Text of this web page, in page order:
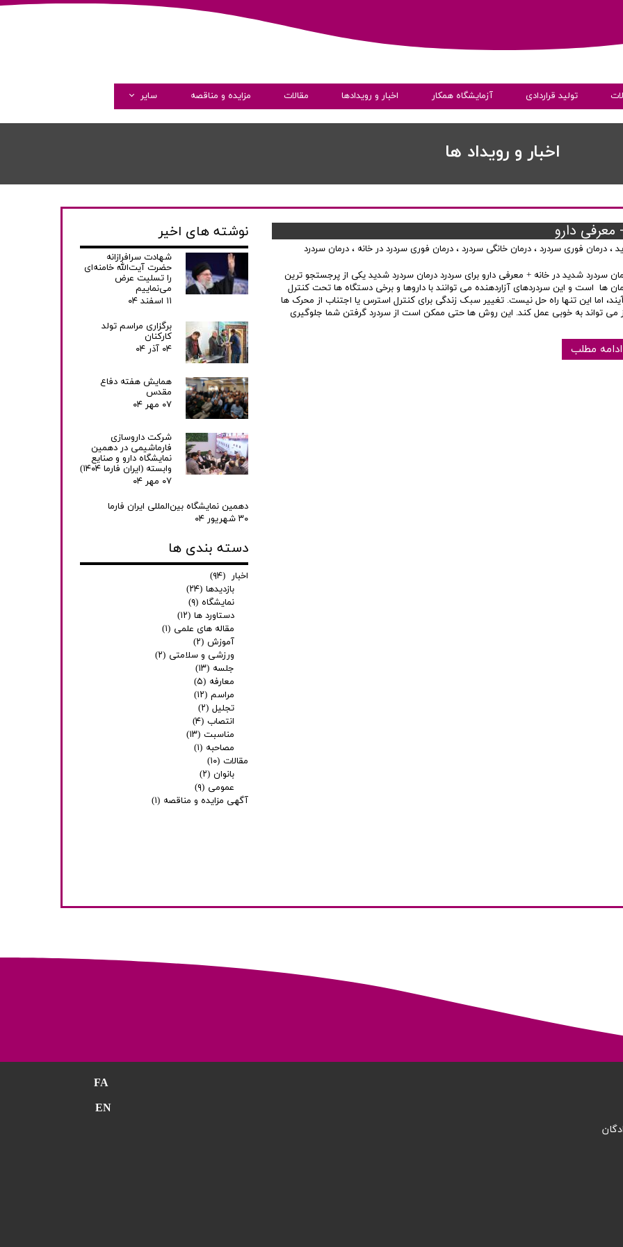
تولید قراردادی آزمایشگاه همکار اخبار و رویدادها مقالات مزایده و مناقصه سایر
اخبار و رویداد ها
دارو
،درمان فوری سردرد ،درمان خانگی سردرد ،درمان فوری سردرد در خانه ،درمان سردرد
سردرد شدید در خانه + معرفی دارو برای سردرد درمان سردرد شدید یکی از پرجستجو ترین
ها است و این سردردهای آزاردهنده می توانند با داروها و برخی دستگاه ها تحت کنترل
اما این تنها راه حل نیست. تغییر سبک زندگی برای کنترل استرس یا اجتناب از محرک ها
می تواند به خوبی عمل کند. این روش ها حتی ممکن است از سردرد گرفتن شما جلوگیری
ادامه مطلب
نوشته های اخیر
شهادت سرافرازانه
حضرت آیت‌الله خامنه‌ای
را تسلیت عرض
می‌نماییم
۱۱ اسفند ۰۴
برگزاری مراسم تولد
کارکنان
۰۴ آذر ۰۴
همایش هفته دفاع
مقدس
۰۷ مهر ۰۴
شرکت داروسازی
فارماشیمی در دهمین
نمایشگاه دارو و صنایع
وابسته (ایران فارما ۱۴۰۴)
۰۷ مهر ۰۴
دهمین نمایشگاه بین‌المللی ایران فارما
۳۰ شهریور ۰۴
دسته بندی ها
اخبار (۹۴)
بازدیدها (۲۴)
نمایشگاه (۹)
دستاورد ها (۱۲)
مقاله های علمی (۱)
آموزش (۲)
ورزشی و سلامتی (۲)
جلسه (۱۳)
معارفه (۵)
مراسم (۱۲)
تجلیل (۲)
انتصاب (۴)
مناسبت (۱۳)
مصاحبه (۱)
مقالات (۱۰)
بانوان (۲)
عمومی (۹)
آگهی مزایده و مناقصه (۱)
FA